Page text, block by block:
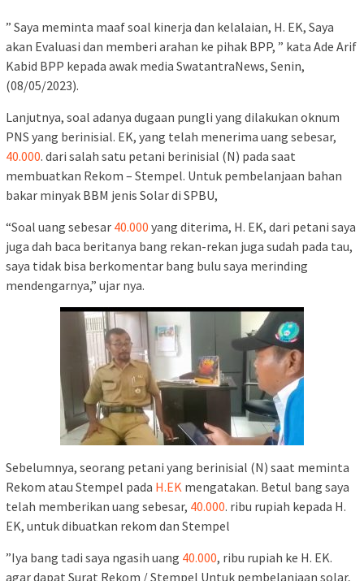
” Saya meminta maaf soal kinerja dan kelalaian, H. EK, Saya
akan Evaluasi dan memberi arahan ke pihak BPP, ” kata Ade Arif
Kabid BPP kepada awak media SwatantraNews, Senin,
(08/05/2023).
Lanjutnya, soal adanya dugaan pungli yang dilakukan oknum
PNS yang berinisial. EK, yang telah menerima uang sebesar,
40.000. dari salah satu petani berinisial (N) pada saat
membuatkan Rekom – Stempel. Untuk pembelanjaan bahan
bakar minyak BBM jenis Solar di SPBU,
“Soal uang sebesar 40.000 yang diterima, H. EK, dari petani saya
juga dah baca beritanya bang rekan-rekan juga sudah pada tau,
saya tidak bisa berkomentar bang bulu saya merinding
mendengarnya,” ujar nya.
Sebelumnya, seorang petani yang berinisial (N) saat meminta
Rekom atau Stempel pada H.EK mengatakan. Betul bang saya
telah memberikan uang sebesar, 40.000. ribu rupiah kepada H.
EK, untuk dibuatkan rekom dan Stempel
”Iya bang tadi saya ngasih uang 40.000, ribu rupiah ke H. EK.
agar dapat Surat Rekom / Stempel Untuk pembelanjaan solar,